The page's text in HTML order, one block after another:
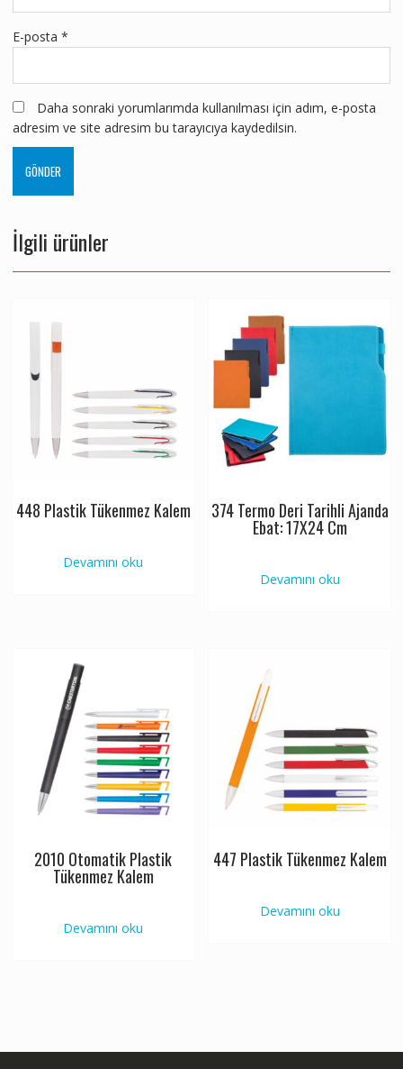
E-posta *
Daha sonraki yorumlarımda kullanılması için adım, e-posta
adresim ve site adresim bu tarayıcıya kaydedilsin.
İlgili ürünler
448 Plastik Tükenmez Kalem
Devamını oku
374 Termo Deri Tarihli Ajanda
Ebat: 17X24 Cm
Devamını oku
2010 Otomatik Plastik
Tükenmez Kalem
Devamını oku
447 Plastik Tükenmez Kalem
Devamını oku